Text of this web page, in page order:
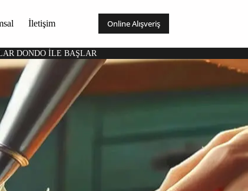
İletişim Online Alışveriş
DONDO İLE BAŞLAR